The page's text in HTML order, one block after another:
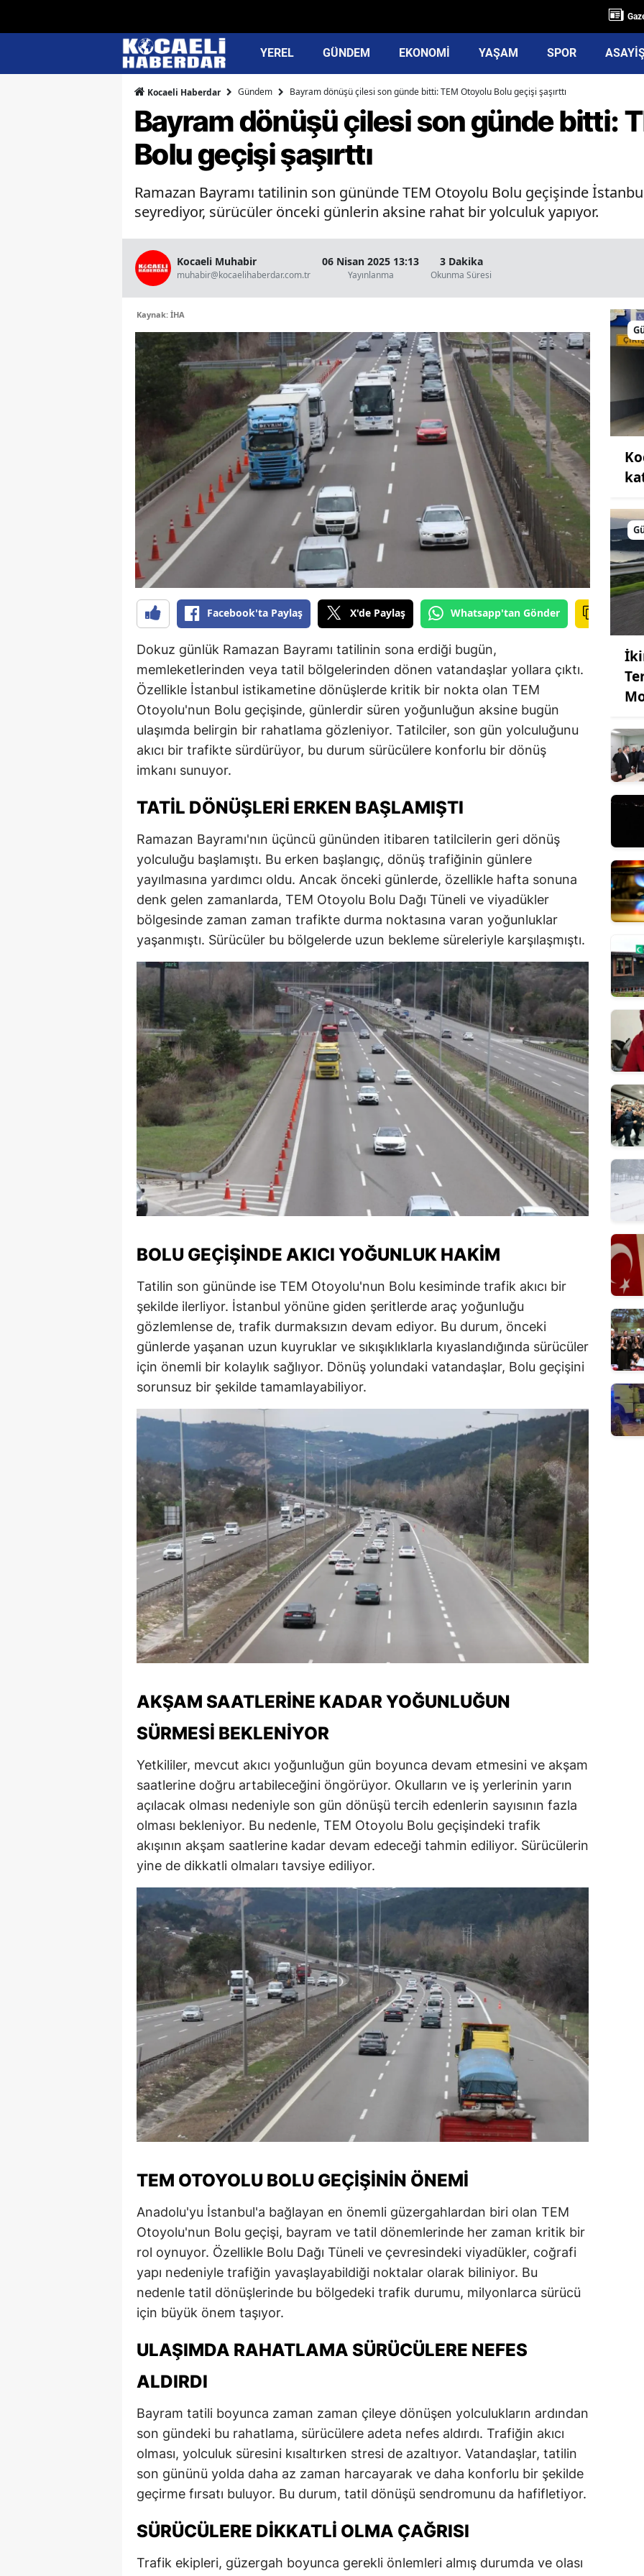
YEREL GÜNDEM EKONOMİ YAŞAM SPOR
Kocaeli Haberdar Gündem Bayram dönüşü çilesi son günde bitti: TEM Otoyolu Bolu geçişi şaşırttı
Bayram dönüşü çilesi son günde bitti:
Bolu geçişi şaşırttı
Ramazan Bayramı tatilinin son gününde TEM Otoyolu Bolu geçişinde
seyrediyor, sürücüler önceki günlerin aksine rahat bir yolculuk yapıyor.
Kocaeli Muhabir
muhabir@kocaelihaberdar.com.tr
06 Nisan 2025 13:13
Yayınlanma
3 Dakika
Okunma Süresi
Kaynak: İHA
Facebook'ta Paylaş X'de Paylaş Whatsapp'tan Gönder
Dokuz günlük Ramazan Bayramı tatilinin sona erdiği bugün,
memleketlerinden veya tatil bölgelerinden dönen vatandaşlar yollara çıktı.
Özellikle İstanbul istikametine dönüşlerde kritik bir nokta olan TEM
Otoyolu'nun Bolu geçişinde, günlerdir süren yoğunluğun aksine bugün
ulaşımda belirgin bir rahatlama gözleniyor. Tatilciler, son gün yolculuğunu
akıcı bir trafikte sürdürüyor, bu durum sürücülere konforlu bir dönüş
imkanı sunuyor.
TATIL DÖNÜŞLERI ERKEN BAŞLAMIŞTI
Ramazan Bayramı'nın üçüncü gününden itibaren tatilcilerin geri dönüş
yolculuğu başlamıştı. Bu erken başlangıç, dönüş trafiğinin günlere
yayılmasına yardımcı oldu. Ancak önceki günlerde, özellikle hafta sonuna
denk gelen zamanlarda, TEM Otoyolu Bolu Dağı Tüneli ve viyadükler
bölgesinde zaman zaman trafikte durma noktasına varan yoğunluklar
yaşanmıştı. Sürücüler bu bölgelerde uzun bekleme süreleriyle karşılaşmıştı.
BOLU GEÇIŞINDE AKICI YOĞUNLUK HAKIM
Tatilin son gününde ise TEM Otoyolu'nun Bolu kesiminde trafik akıcı bir
şekilde ilerliyor. İstanbul yönüne giden şeritlerde araç yoğunluğu
gözlemlense de, trafik durmaksızın devam ediyor. Bu durum, önceki
günlerde yaşanan uzun kuyruklar ve sıkışıklıklarla kıyaslandığında sürücüler
için önemli bir kolaylık sağlıyor. Dönüş yolundaki vatandaşlar, Bolu geçişini
sorunsuz bir şekilde tamamlayabiliyor.
AKŞAM SAATLERINE KADAR YOĞUNLUĞUN
SÜRMESI BEKLENIYOR
Yetkililer, mevcut akıcı yoğunluğun gün boyunca devam etmesini ve akşam
saatlerine doğru artabileceğini öngörüyor. Okulların ve iş yerlerinin yarın
açılacak olması nedeniyle son gün dönüşü tercih edenlerin sayısının fazla
olması bekleniyor. Bu nedenle, TEM Otoyolu Bolu geçişindeki trafik
akışının akşam saatlerine kadar devam edeceği tahmin ediliyor. Sürücülerin
yine de dikkatli olmaları tavsiye ediliyor.
TEM OTOYOLU BOLU GEÇIŞININ ÖNEMI
Anadolu'yu İstanbul'a bağlayan en önemli güzergahlardan biri olan TEM
Otoyolu'nun Bolu geçişi, bayram ve tatil dönemlerinde her zaman kritik bir
rol oynuyor. Özellikle Bolu Dağı Tüneli ve çevresindeki viyadükler, coğrafi
yapı nedeniyle trafiğin yavaşlayabildiği noktalar olarak biliniyor. Bu
nedenle tatil dönüşlerinde bu bölgedeki trafik durumu, milyonlarca sürücü
için büyük önem taşıyor.
ULAŞIMDA RAHATLAMA SÜRÜCÜLERE NEFES
ALDIRDI
Bayram tatili boyunca zaman zaman çileye dönüşen yolculukların ardından
son gündeki bu rahatlama, sürücülere adeta nefes aldırdı. Trafiğin akıcı
olması, yolculuk süresini kısaltırken stresi de azaltıyor. Vatandaşlar, tatilin
son gününü yolda daha az zaman harcayarak ve daha konforlu bir şekilde
geçirme fırsatı buluyor. Bu durum, tatil dönüşü sendromunu da hafifletiyor.
SÜRÜCÜLERE DIKKATLI OLMA ÇAĞRISI
Trafik ekipleri, güzergah boyunca gerekli önlemleri almış durumda ve olası